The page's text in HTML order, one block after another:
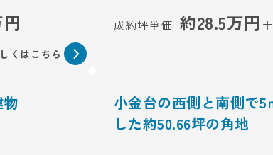
くはこちら
成約坪単価 約28.5万円
小金台の西側と南側で
した約50.66坪の角地